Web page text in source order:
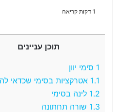
תוכן עניינים
1 סימי יוון
1.1 אטרקציות בסימי שכדאי
1.2 לינה בסימי
1.3 שורה תחתונה